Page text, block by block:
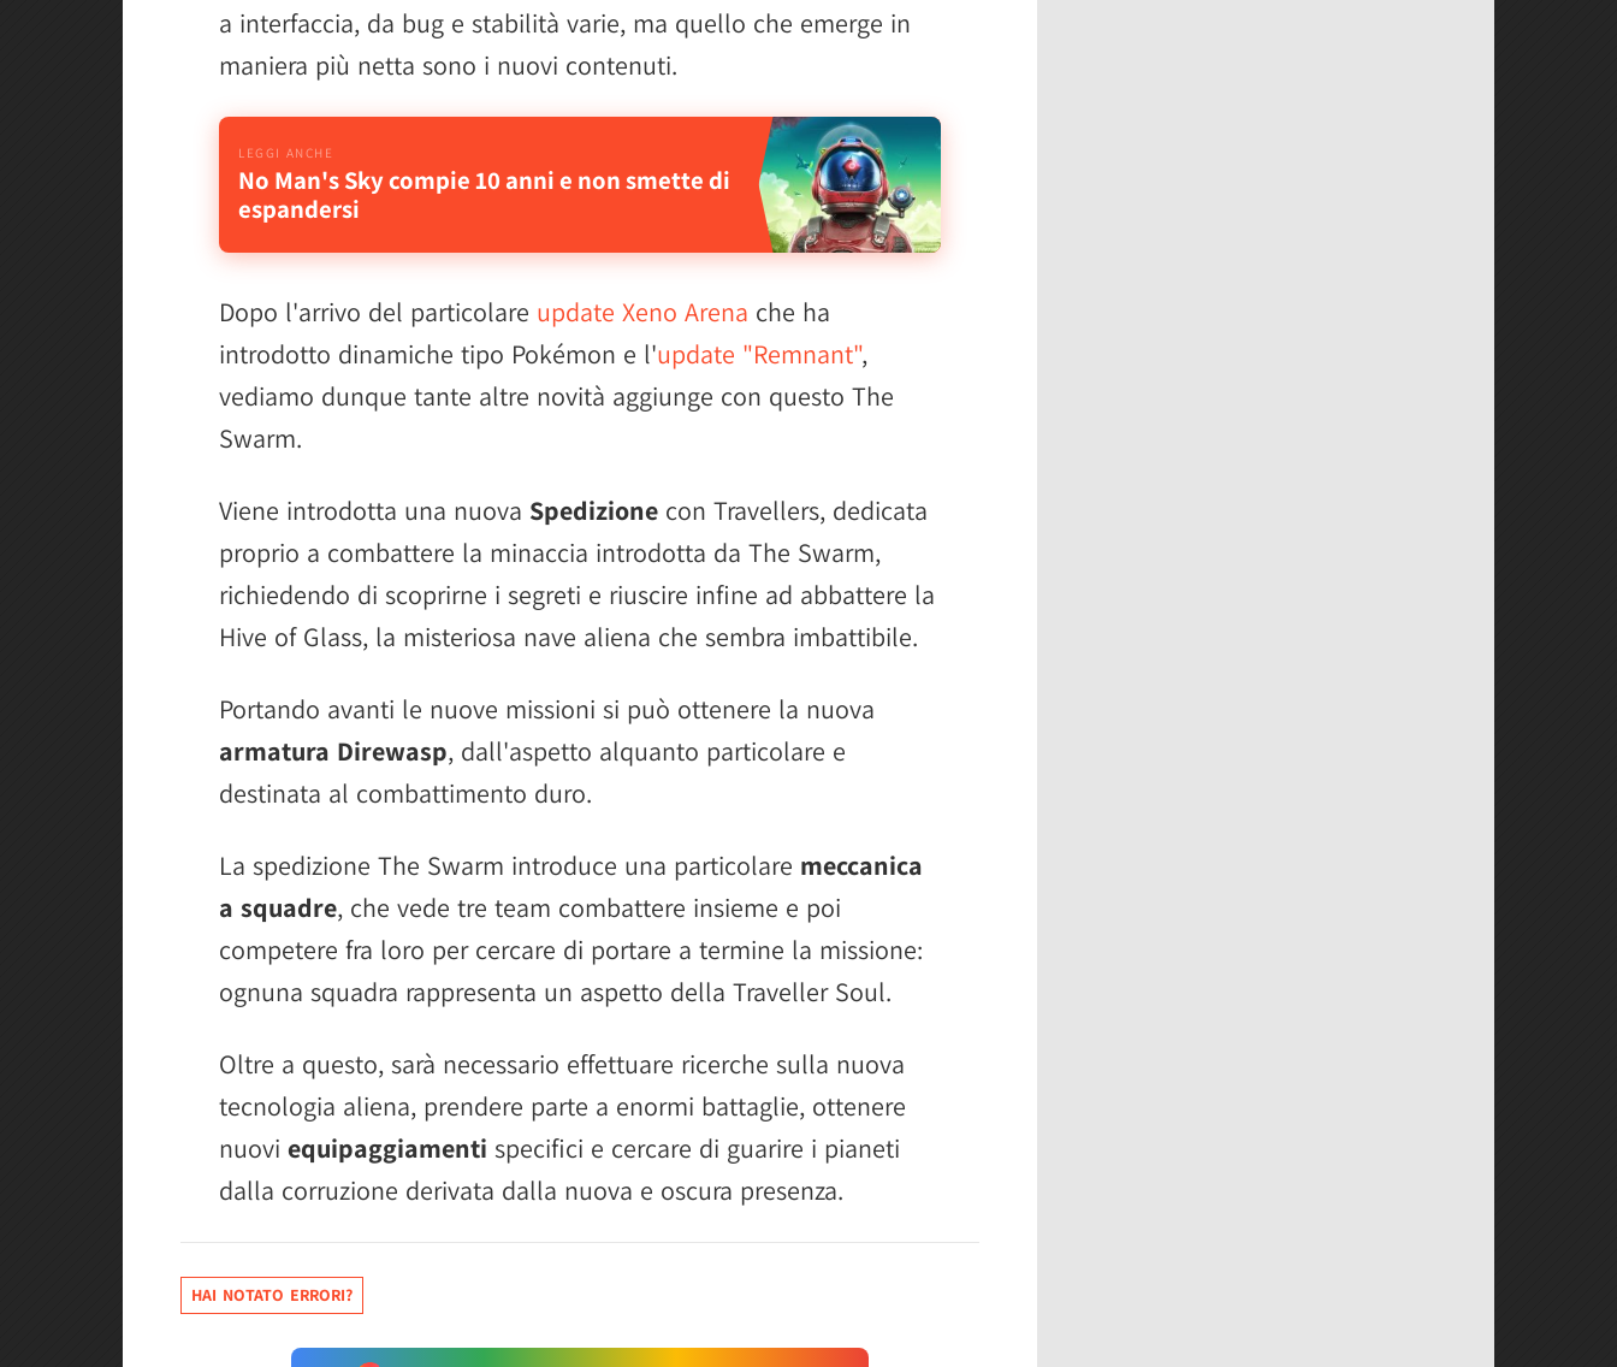
a interfaccia, da bug e stabilità varie, ma quello che emerge in
maniera più netta sono i nuovi contenuti.
No Man's Sky compie 10 anni e non smette di
espandersi
Dopo l'arrivo del particolare update Xeno Arena che ha
introdotto dinamiche tipo Pokémon e l'update "Remnant",
vediamo dunque tante altre novità aggiunge con questo The
Swarm.
Viene introdotta una nuova Spedizione con Travellers, dedicata
proprio a combattere la minaccia introdotta da The Swarm,
richiedendo di scoprirne i segreti e riuscire infine ad abbattere la
Hive of Glass, la misteriosa nave aliena che sembra imbattibile.
Portando avanti le nuove missioni si può ottenere la nuova
armatura Direwasp, dall'aspetto alquanto particolare e
destinata al combattimento duro.
La spedizione The Swarm introduce una particolare meccanica
a squadre, che vede tre team combattere insieme e poi
competere fra loro per cercare di portare a termine la missione:
ognuna squadra rappresenta un aspetto della Traveller Soul.
Oltre a questo, sarà necessario effettuare ricerche sulla nuova
tecnologia aliena, prendere parte a enormi battaglie, ottenere
nuovi equipaggiamenti specifici e cercare di guarire i pianeti
dalla corruzione derivata dalla nuova e oscura presenza.
HAI NOTATO ERRORI?